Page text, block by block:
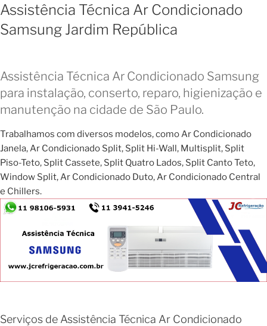
Assistência Técnica Ar Condicionado
Samsung Jardim República
Assistência Técnica Ar Condicionado Samsung
para instalação, conserto, reparo, higienização e
manutenção na cidade de São Paulo.
Trabalhamos com diversos modelos, como Ar Condicionado
Janela, Ar Condicionado Split, Split Hi-Wall, Multisplit, Split
Piso-Teto, Split Cassete, Split Quatro Lados, Split Canto Teto,
Window Split, Ar Condicionado Duto, Ar Condicionado Central
e Chillers.
Serviços de Assistência Técnica Ar Condicionado